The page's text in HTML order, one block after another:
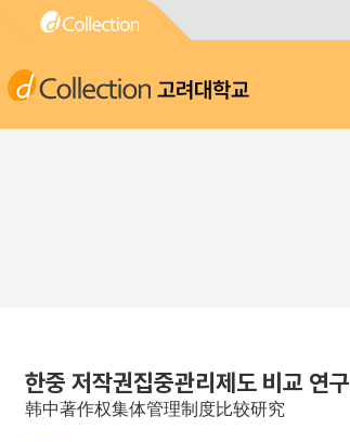
고려대학교
한중 저작권집중관리제도 비교 연구
韩中著作权集体管理制度比较研究